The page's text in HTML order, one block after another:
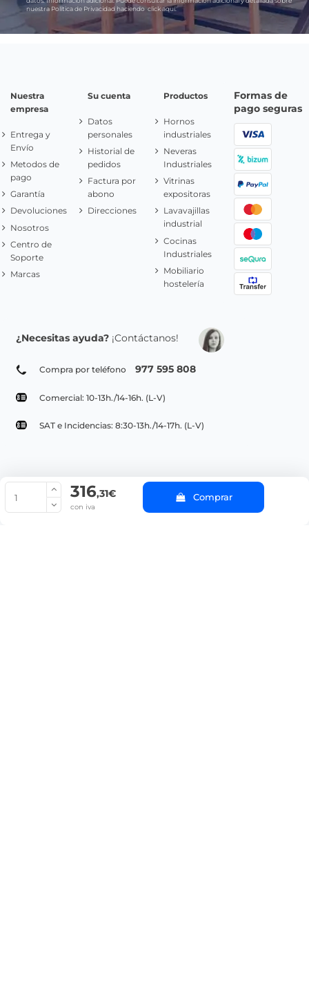
316,31€
con iva
Comprar
nuestra Política de Privacidad haciendoclick aquí.
Nuestra
empresa
Entrega y
Envío
Metodos de
pago
Garantía
Devoluciones
Nosotros
Centro de
Soporte
Marcas
Su cuenta
Datos
personales
Historial de
pedidos
Factura por
abono
Direcciones
Productos
Hornos
industriales
Neveras
Industriales
Vitrinas
expositoras
Lavavajillas
industrial
Cocinas
Industriales
Mobiliario
hostelería
Formas de
pago seguras
¿Necesitas ayuda? ¡Contáctanos!
Compra por teléfono 977 595 808
Comercial: 10-13h./14-16h. (L-V)
SAT e Incidencias: 8:30-13h./14-17h. (L-V)
© Copyright 2022 PepeBar.com |
Aviso legal y
Condiciones generales de compra |
Blog